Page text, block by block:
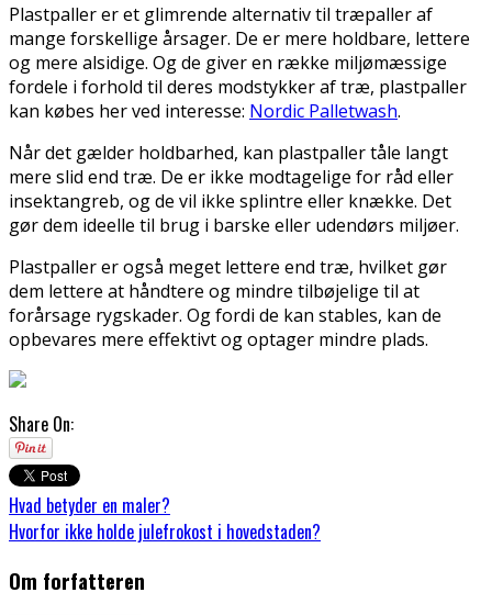
Plastpaller er et glimrende alternativ til træpaller af
mange forskellige årsager. De er mere holdbare, lettere
og mere alsidige. Og de giver en række miljømæssige
fordele i forhold til deres modstykker af træ, plastpaller
kan købes her ved interesse: Nordic Palletwash.
Når det gælder holdbarhed, kan plastpaller tåle langt
mere slid end træ. De er ikke modtagelige for råd eller
insektangreb, og de vil ikke splintre eller knække. Det
gør dem ideelle til brug i barske eller udendørs miljøer.
Plastpaller er også meget lettere end træ, hvilket gør
dem lettere at håndtere og mindre tilbøjelige til at
forårsage rygskader. Og fordi de kan stables, kan de
opbevares mere effektivt og optager mindre plads.
Share On:
Hvad betyder en maler?
Hvorfor ikke holde julefrokost i hovedstaden?
Om forfatteren